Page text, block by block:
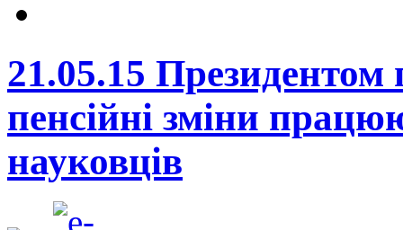
21.05.15 Президентом
пенсійні зміни
науковців